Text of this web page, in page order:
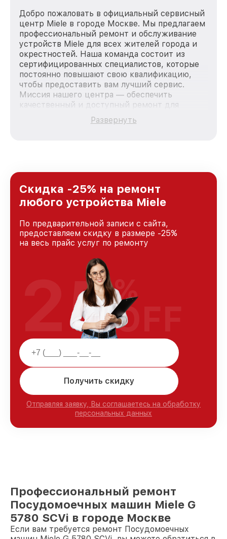
Добро пожаловать в официальный сервисный
центр Miele в городе Москве. Мы предлагаем
профессиональный ремонт и обслуживание
устройств Miele для всех жителей города и
окрестностей. Наша команда состоит из
сертифицированных специалистов, которые
постоянно повышают свою квалификацию,
чтобы предоставить вам лучший сервис.
Миссия нашего центра — обеспечить
качественный и доступный ремонт для
каждого пользователя продукции Miele, вне
зависимости от сложности поломки. Мы
и лояльности наших клиентов.
Развернуть
Скидка -25% на ремонт
любого устройства Miele
По предварительной записи с сайта,
предоставляем скидку в размере -25%
на весь прайс услуг по ремонту
Получить скидку
Отправляя заявку, Вы соглашаетесь на обработку
персональных данных
25%
OFF
Профессиональный ремонт
Посудомоечных машин Miele G
5780 SCVi в городе Москве
Если вам требуется ремонт Посудомоечных